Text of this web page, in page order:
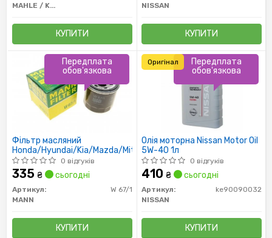
MAHLE / KNECHT
КУПИТИ
NISSAN
КУПИТИ
Фільтр масляний
Honda/Hyundai/Kia/Mazda/Mitsubishi/Subaru
0 відгуків
335 ₴ сьогодні
Артикул:
W 67/1
MANN
КУПИТИ
Передплата
обов'язкова
Олія моторна Nissan Motor Oil
5W-40 1л
0 відгуків
410 ₴ сьогодні
Артикул:
ke90090032
NISSAN
КУПИТИ
Передплата
обов'язкова
Оригінал